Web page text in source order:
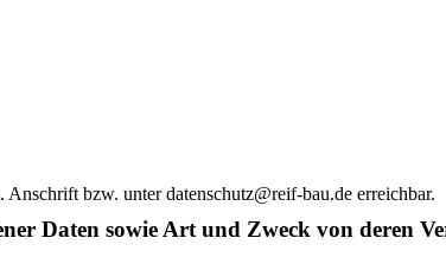
bzw. unter datenschutz@reif-bau.de erreichbar.
Daten sowie Art und Zweck von deren